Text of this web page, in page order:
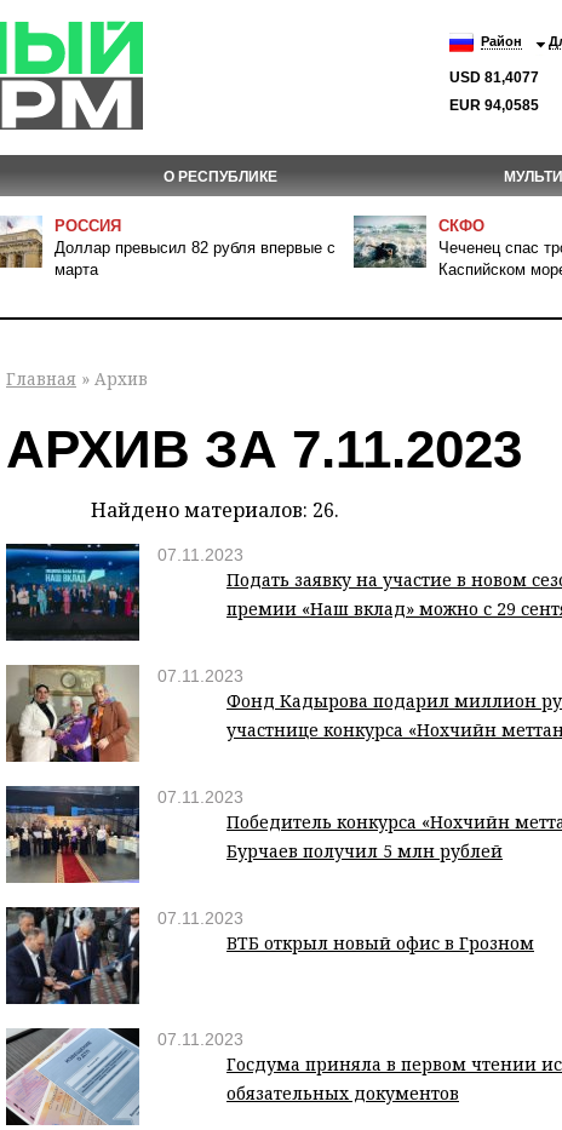
Район
USD 81,4077
EUR 94,0585
О РЕСПУБЛИКЕ
РОССИЯ
Доллар превысил 82 рубля впервые с
марта
СКФО
Чеченец спас
Каспийском
Главная » Архив
АРХИВ ЗА 7.11.2023
Найдено материалов: 26.
07.11.2023
Подать заявку на участие в новом
премии «Наш вклад» можно с 29
07.11.2023
Фонд Кадырова подарил миллион
участнице конкурса «Нохчийн
07.11.2023
Победитель конкурса «Нохчийн
Бурчаев получил 5 млн рублей
07.11.2023
ВТБ открыл новый офис в Грозном
07.11.2023
Госдума приняла в первом чтении
обязательных документов